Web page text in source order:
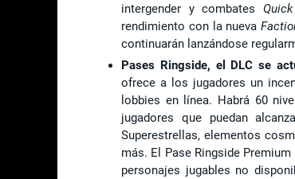
intergender y combates
rendimiento con la nueva
continuarán lanzándose
Pases Ringside, el DLC se
ofrece a los jugadores un
lobbies en línea. Habrá 60
jugadores que puedan
Superestrellas, elementos
más. El Pase Ringside
personajes jugables no